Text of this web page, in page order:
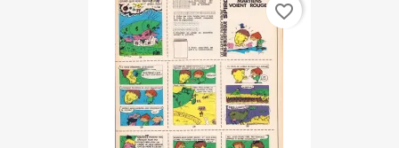
favorite_border